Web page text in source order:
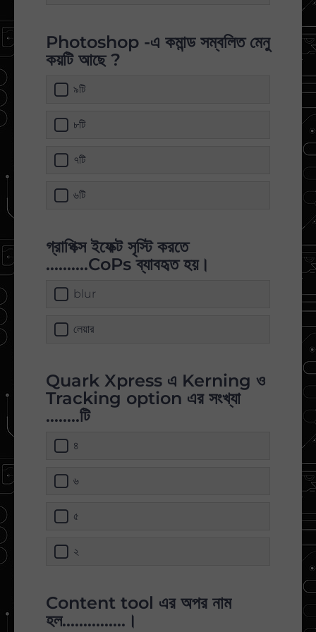
Photoshop -এ কমান্ড সম্বলিত মেনু
কয়টি আছে ?
৯টি
৮টি
৭টি
৬টি
গ্রাপিক্স ইফেক্ট সৃস্টি করতে
..........CoPs ব্যাবহৃত হয়।
blur
লেয়ার
Quark Xpress এ Kerning ও
Tracking option এর সংখ্যা
........টি
৪
৬
৫
২
Content tool এর অপর নাম
হল...............।